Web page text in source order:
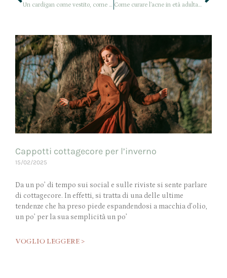
Un cardigan come vestito, come ho indossato questo capo di PEPITA? Come curare l’acne in età adulta? Qualche consiglio e rimedio per i brufoli
Cappotti cottagecore per l’inverno
15/02/2025
Da un po’ di tempo sui social e sulle riviste si sente parlare
di cottagecore. In effetti, si tratta di una delle ultime
tendenze che ha preso piede espandendosi a macchia d’olio,
un po’ per la sua semplicità un po’
VOGLIO LEGGERE >